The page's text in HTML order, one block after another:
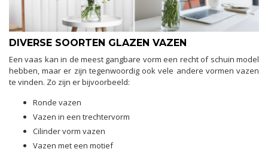
DIVERSE SOORTEN GLAZEN VAZEN
Een vaas kan in de meest gangbare vorm een recht of schuin model
hebben, maar er zijn tegenwoordig ook vele andere vormen vazen
te vinden. Zo zijn er bijvoorbeeld:
Ronde vazen
Vazen in een trechtervorm
Cilinder vorm vazen
Vazen met een motief